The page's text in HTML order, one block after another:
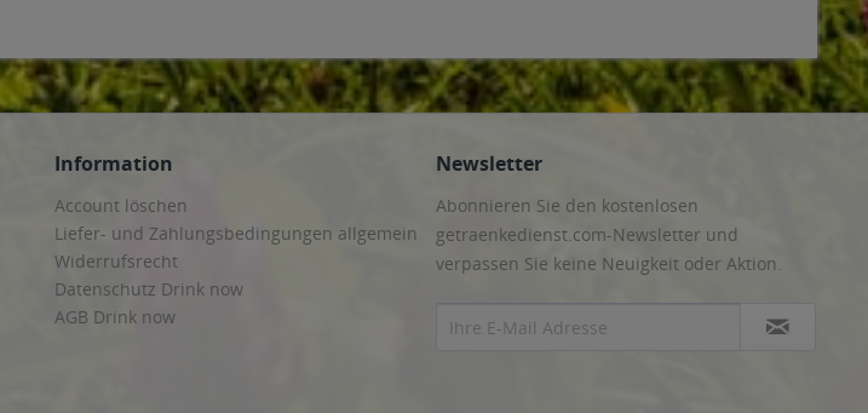
Information
Account löschen
Liefer- und Zahlungsbedingungen allgemein
Widerrufsrecht
Datenschutz Drink now
AGB Drink now
Newsletter
Abonnieren Sie den kostenlosen
getraenkedienst.com-Newsletter und
verpassen Sie keine Neuigkeit oder Aktion.